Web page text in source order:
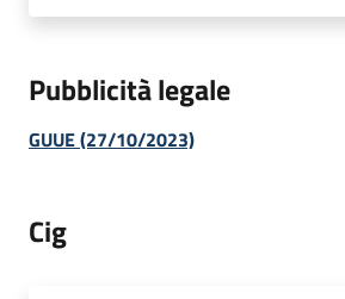
Pubblicità legale
GUUE (27/10/2023)
Cig